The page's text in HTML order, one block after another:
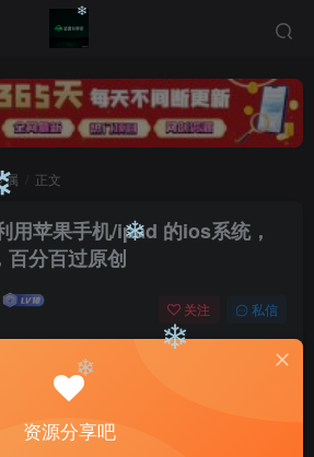
属 正文
用苹果手机/ipad 的ios系统，
百分百过原创
关注 私信
付费后查看
资源分享吧
❄
❄
❄